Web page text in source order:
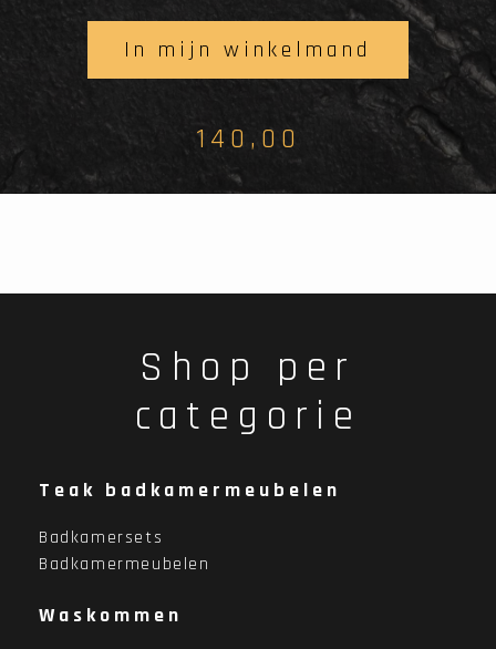
In mijn winkelmand
140,00
Shop per
categorie
Teak badkamermeubelen
Badkamersets
Badkamermeubelen
Waskommen